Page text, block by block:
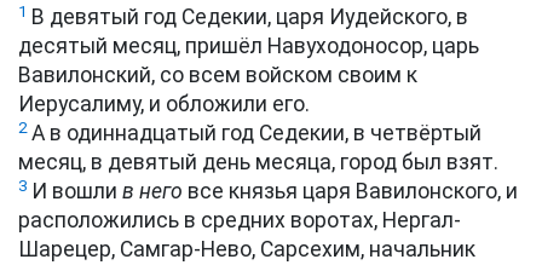
1 В девятый год Седекии, царя Иудейского, в
десятый месяц, пришёл Навуходоносор, царь
Вавилонский, со всем войском своим к
Иерусалиму, и обложили его.
2А в одиннадцатый год Седекии, в четвёртый
месяц, в девятый день месяца, город был взят.
3 И вошли в него все князья царя Вавилонского, и
расположились в средних воротах, Нергал-
Шарецер, Самгар-Нево, Сарсехим, начальник